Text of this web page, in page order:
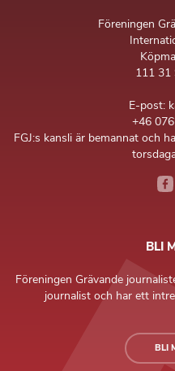
Föreningen
111 31
E-post:
+46
FGJ:s kansli är bemannat och
BLI
Föreningen Grävande
journalist och har ett
BLI